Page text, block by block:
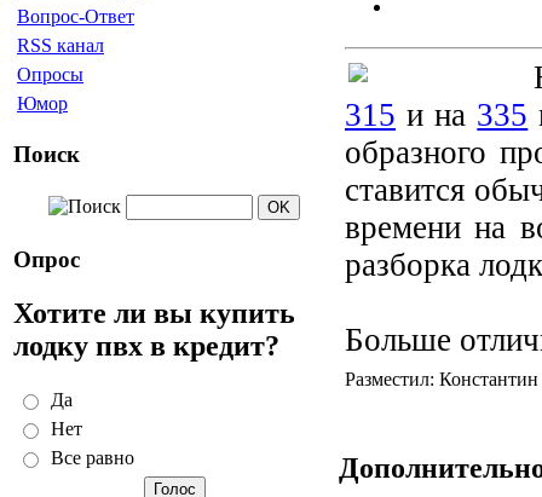
Вопрос-Ответ
RSS канал
Опросы
Юмор
Поиск
Опрос
Хотите ли вы купить
лодку пвх в кредит?
Да
Нет
Все равно
315 и на 335
образного
ставится
времени на
разборка
Больше
Разместил: